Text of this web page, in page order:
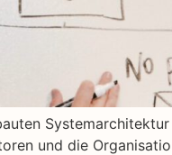
und die